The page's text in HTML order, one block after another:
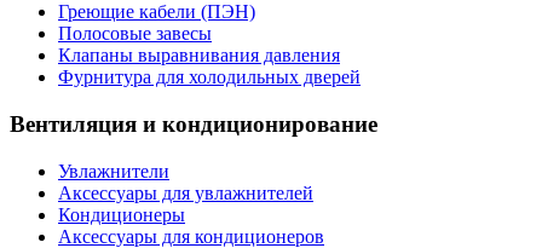
Греющие кабели (ПЭН)
Полосовые завесы
Клапаны выравнивания давления
Фурнитура для холодильных дверей
Вентиляция и кондиционирование
Увлажнители
Аксессуары для увлажнителей
Кондиционеры
Аксессуары для кондиционеров